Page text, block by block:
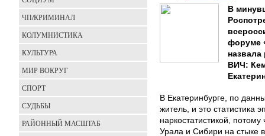
В
форуме
ВИЧ:
В Екатеринбурге, по
житель, и это статистика
наркостатистикой,
Урала и Сибири на стыке
ЧП/КРИМИНАЛ
КОЛУМНИСТИКА
КУЛЬТУРА
МИР ВОКРУГ
СПОРТ
СУДЬБЫ
РАЙОННЫЙ МАСШТАБ